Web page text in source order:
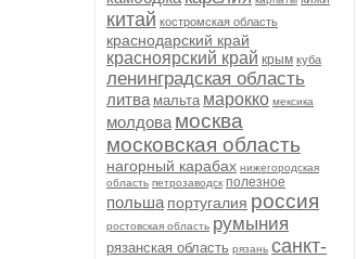
китай костромская область
краснодарский край
красноярский край крым куба
ленинградская область
литва мальта марокко мексика
молдова москва
московская область
нагорный карабах нижегородская
область петрозаводск полезное
польша португалия россия
ростовская область румыния
рязанская область рязань санкт-